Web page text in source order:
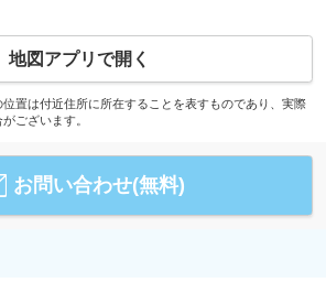
地図アプリで開く
置は付近住所に所在することを表すものであり、実際
ございます。
お問い合わせ(無料)